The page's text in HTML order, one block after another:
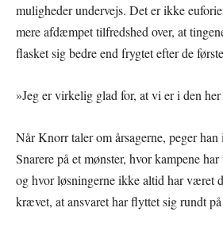
muligheder undervejs. Det er ikke
mere afdæmpet tilfredshed over, at
flasket sig bedre end frygtet efter de
»Jeg er virkelig glad for, at vi er i den
Når Knorr taler om årsagerne, peger
Snarere på et mønster, hvor kampene
og hvor løsningerne ikke altid har været
krævet, at ansvaret har flyttet sig rundt